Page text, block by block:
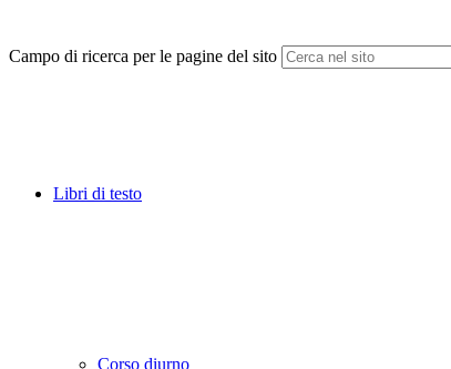
Campo di ricerca per le pagine del sito
Libri di testo
Corso diurno